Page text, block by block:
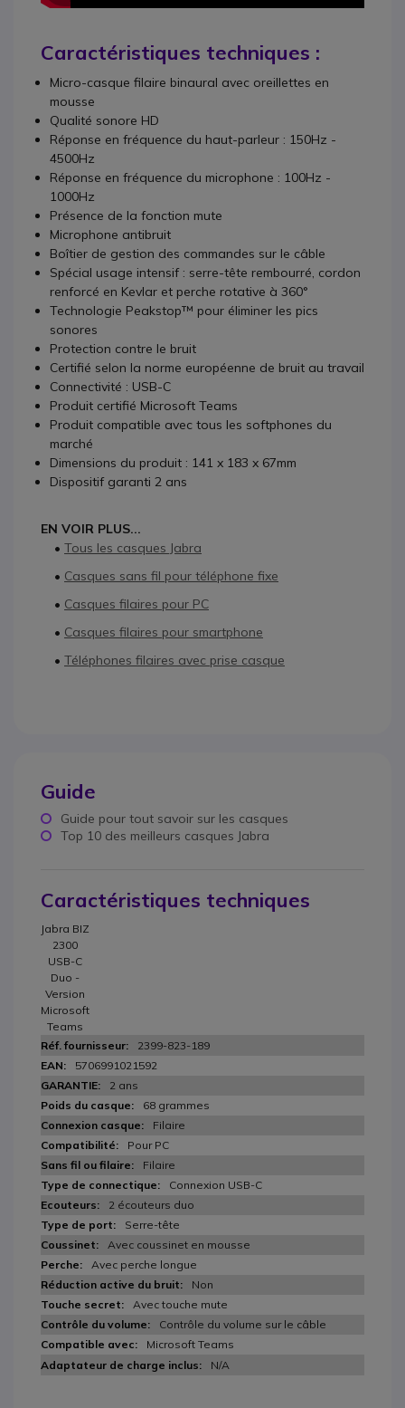
Caractéristiques techniques :
Micro-casque filaire binaural avec oreillettes en
mousse
Qualité sonore HD
Réponse en fréquence du haut-parleur : 150Hz -
4500Hz
Réponse en fréquence du microphone : 100Hz -
1000Hz
Présence de la fonction mute
Microphone antibruit
Boîtier de gestion des commandes sur le câble
Spécial usage intensif : serre-tête rembourré, cordon
renforcé en Kevlar et perche rotative à 360°
Technologie Peakstop™ pour éliminer les pics
sonores
Protection contre le bruit
Certifié selon la norme européenne de bruit au travail
Connectivité : USB-C
Produit certifié Microsoft Teams
Produit compatible avec tous les softphones du
marché
Dimensions du produit : 141 x 183 x 67mm
Dispositif garanti 2 ans
EN VOIR PLUS...
• Tous les casques Jabra
• Casques sans fil pour téléphone fixe
• Casques filaires pour PC
• Casques filaires pour smartphone
• Téléphones filaires avec prise casque
Guide
Guide pour tout savoir sur les casques
Top 10 des meilleurs casques Jabra
Caractéristiques techniques
Jabra BIZ
2300
USB-C
Duo -
Version
Microsoft
Teams
2399-823-189
5706991021592
2 ans
68 grammes
Filaire
Pour PC
Filaire
Connexion USB-C
2 écouteurs duo
Serre-tête
Avec coussinet en mousse
Avec perche longue
Non
Avec touche mute
Contrôle du volume sur le câble
Microsoft Teams
N/A